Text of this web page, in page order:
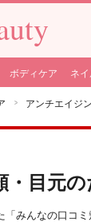
ボディケア ネ
アンチエイジ
・目元
みんなの口コ